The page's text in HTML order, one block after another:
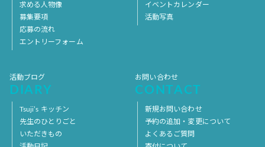
求める人物像
募集要項
応募の流れ
エントリーフォーム
イベントカレンダー
活動写真
活動ブログ
DIARY
Tsuji’s キッチン
先生のひとりごと
いただきもの
お問い合わせ
CONTACT
新規お問い合わせ
予約の追加・変更について
よくあるご質問